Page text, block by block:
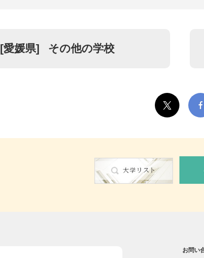
[愛媛県] その他の学校
お問い